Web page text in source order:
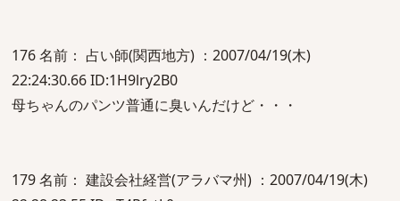
176 名前： 占い師(関西地方) ：2007/04/19(木)
22:24:30.66 ID:1H9lry2B0
母ちゃんのパンツ普通に臭いんだけど・・・
179 名前： 建設会社経営(アラバマ州) ：2007/04/19(木)